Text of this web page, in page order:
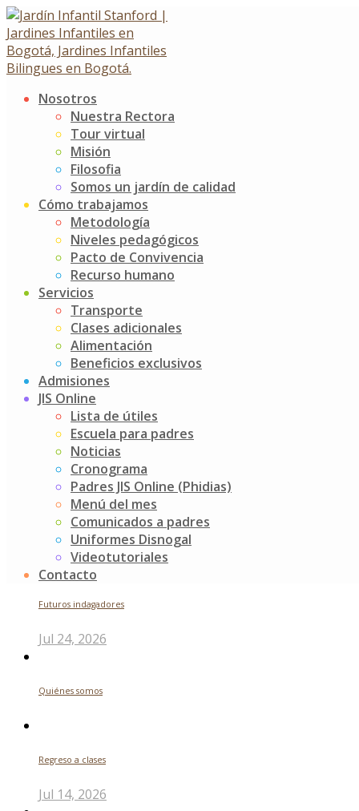
Skip
to
content
Nosotros
Nuestra Rectora
Tour virtual
Misión
Filosofia
Somos un jardín de calidad
Cómo trabajamos
Metodología
Niveles pedagógicos
Pacto de Convivencia
Recurso humano
Servicios
Transporte
Clases adicionales
Alimentación
Beneficios exclusivos
Admisiones
JIS Online
Lista de útiles
Escuela para padres
Noticias
Cronograma
Padres JIS Online (Phidias)
Menú del mes
Comunicados a padres
Uniformes Disnogal
Videotutoriales
Contacto
Cerramos un semestre de
lindos reencuentros y
grandes aprendizajes
Cerramos un semestre de lindos reencuentros y grandes
aprendizajes
23 junio, 20218 julio, 2021
NoticiasJardín Infantil Stanford
Cerramos un semestre de lindos reencuentros y grandes
aprendizajes, ahora nos vamos a descansar, a compartir
en familia para reencontrarnos el 6 de julio e iniciar una
nueva aventura….FELICES VACACIONES !!!!
Post
navigation
CEREMONIA VIRTUAL DE GRADOS
Inicio de segundo semestre año 2021
Buscar
Noticias recientes
Futuros indagadores
Jul 24, 2026
Quiénes somos
Regreso a clases
Jul 14, 2026